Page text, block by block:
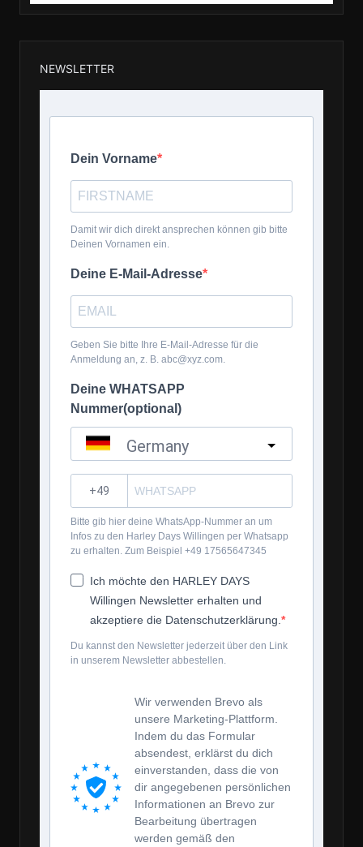
NEWSLETTER
Dein Vorname
Damit wir dich direkt ansprechen können gib bitte
Deinen Vornamen ein.
Deine E-Mail-Adresse
Geben Sie bitte Ihre E-Mail-Adresse für die
Anmeldung an, z. B. abc@xyz.com.
Deine WHATSAPP
Nummer(optional)
Germany
Bitte gib hier deine WhatsApp-Nummer an um
Infos zu den Harley Days Willingen per Whatsapp
zu erhalten. Zum Beispiel +49 17565647345
Ich möchte den HARLEY DAYS
Willingen Newsletter erhalten und
akzeptiere die Datenschutzerklärung.
Du kannst den Newsletter jederzeit über den Link
in unserem Newsletter abbestellen.
Wir verwenden Brevo als
unsere Marketing-Plattform.
Indem du das Formular
absendest, erklärst du dich
einverstanden, dass die von
dir angegebenen persönlichen
Informationen an Brevo zur
Bearbeitung übertragen
werden gemäß den